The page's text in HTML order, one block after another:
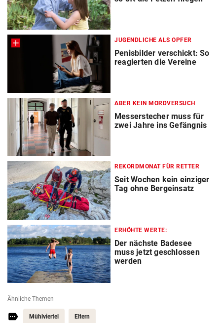
JUGENDLICHE ALS OPFER
Penisbilder verschickt: So
reagierten die Vereine
ABER KEIN MORDVERSUCH
Messerstecher muss für
zwei Jahre ins Gefängnis
REKORDMONAT FÜR RETTER
Seit Wochen kein einziger
Tag ohne Bergeinsatz
ERHÖHTE WERTE:
Der nächste Badesee
muss jetzt geschlossen
werden
Ähnliche Themen
Mühlviertel Eltern